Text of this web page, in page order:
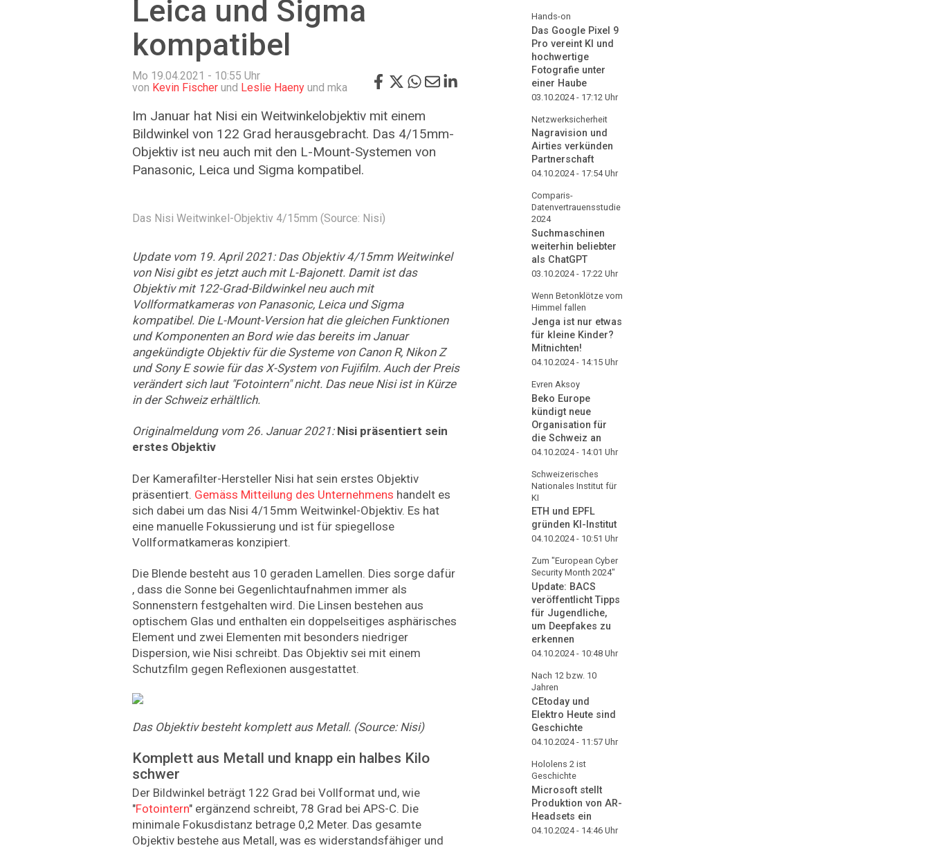
Leica und Sigma
kompatibel
Mo 19.04.2021 - 10:55 Uhr
von Kevin Fischer und Leslie Haeny und mka
Im Januar hat Nisi ein Weitwinkelobjektiv mit einem
Bildwinkel von 122 Grad herausgebracht. Das 4/15mm-
Objektiv ist neu auch mit den L-Mount-Systemen von
Panasonic, Leica und Sigma kompatibel.
Das Nisi Weitwinkel-Objektiv 4/15mm (Source: Nisi)
Update vom 19. April 2021: Das Objektiv 4/15mm Weitwinkel
von Nisi gibt es jetzt auch mit L-Bajonett. Damit ist das
Objektiv mit 122-Grad-Bildwinkel neu auch mit
Vollformatkameras von Panasonic, Leica und Sigma
kompatibel. Die L-Mount-Version hat die gleichen Funktionen
und Komponenten an Bord wie das bereits im Januar
angekündigte Objektiv für die Systeme von Canon R, Nikon Z
und Sony E sowie für das X-System von Fujifilm. Auch der Preis
verändert sich laut "Fotointern" nicht. Das neue Nisi ist in Kürze
in der Schweiz erhältlich.
Originalmeldung vom 26. Januar 2021: Nisi präsentiert sein
erstes Objektiv
Der Kamerafilter-Hersteller Nisi hat sein erstes Objektiv
präsentiert. Gemäss Mitteilung des Unternehmens handelt es
sich dabei um das Nisi 4/15mm Weitwinkel-Objektiv. Es hat
eine manuelle Fokussierung und ist für spiegellose
Vollformatkameras konzipiert.
Die Blende besteht aus 10 geraden Lamellen. Dies sorge dafür
, dass die Sonne bei Gegenlichtaufnahmen immer als
Sonnenstern festgehalten wird. Die Linsen bestehen aus
optischem Glas und enthalten ein doppelseitiges asphärisches
Element und zwei Elementen mit besonders niedriger
Dispersion, wie Nisi schreibt. Das Objektiv sei mit einem
Schutzfilm gegen Reflexionen ausgestattet.
Das Objektiv besteht komplett aus Metall. (Source: Nisi)
Komplett aus Metall und knapp ein halbes Kilo
schwer
Der Bildwinkel beträgt 122 Grad bei Vollformat und, wie
"Fotointern" ergänzend schreibt, 78 Grad bei APS-C. Die
minimale Fokusdistanz betrage 0,2 Meter. Das gesamte
Objektiv bestehe aus Metall, was es widerstandsfähiger und
Hands-on
Das Google Pixel 9
Pro vereint KI und
hochwertige
Fotografie unter
einer Haube
03.10.2024 - 17:12 Uhr
Netzwerksicherheit
Nagravision und
Airties verkünden
Partnerschaft
04.10.2024 - 17:54Uhr
Comparis-
Datenvertrauensstudie
2024
Suchmaschinen
weiterhin beliebter
als ChatGPT
03.10.2024 - 17:22 Uhr
Wenn Betonklötze vom
Himmel fallen
Jenga ist nur etwas
für kleine Kinder?
Mitnichten!
04.10.2024 - 14:15 Uhr
Evren Aksoy
Beko Europe
kündigt neue
Organisation für
die Schweiz an
04.10.2024 - 14:01 Uhr
Schweizerisches
Nationales Institut für
KI
ETH und EPFL
gründen KI-Institut
04.10.2024 - 10:51 Uhr
Zum "European Cyber
Security Month 2024"
Update: BACS
veröffentlicht Tipps
für Jugendliche,
um Deepfakes zu
erkennen
04.10.2024 - 10:48 Uhr
Nach 12 bzw. 10
Jahren
CEtoday und
Elektro Heute sind
Geschichte
04.10.2024 - 11:57 Uhr
Hololens 2 ist
Geschichte
Microsoft stellt
Produktion von AR-
Headsets ein
04.10.2024 - 14:46 Uhr